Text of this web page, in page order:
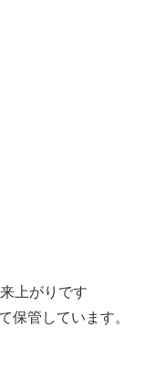
上がりです
保管しています。